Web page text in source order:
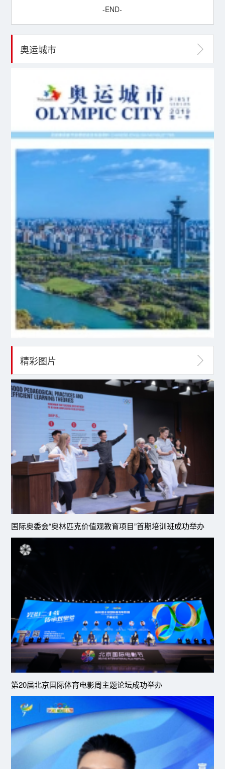
-END-
奥运城市
精彩图片
国际奥委会“奥林匹克价值观教育项目”首期培训班成功举办
第20届北京国际体育电影周主题论坛成功举办